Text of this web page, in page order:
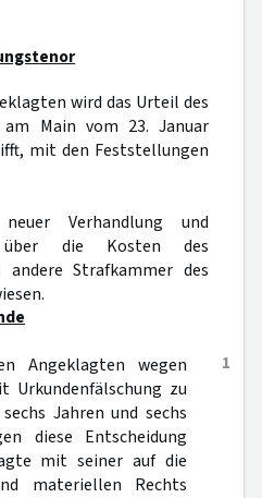
wird das Urteil des
Main vom 23. Januar
mit den Feststellungen
Verhandlung und
über die Kosten des
Strafkammer des
1
Angeklagten wegen
zu
Jahren und sechs
diese Entscheidung
mit seiner auf die
materiellen Rechts